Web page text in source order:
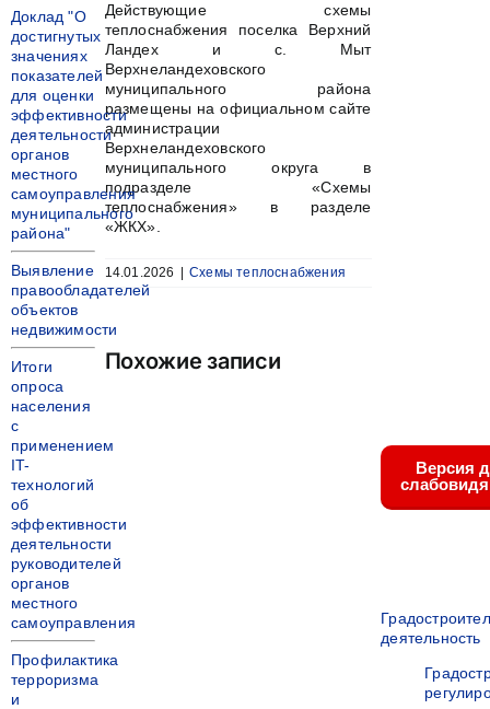
Действующие схемы
теплоснабжения поселка Верхний
Ландех и с. Мыт
Верхнеландеховского
муниципального района
размещены на официальном сайте
администрации
Верхнеландеховского
муниципального округа в
подразделе «Схемы
теплоснабжения» в разделе
«ЖКХ».
14.01.2026 Схемы теплоснабжения
Похожие записи
Доклад "О
достигнутых
значениях
показателей
для оценки
эффективности
деятельности
органов
местного
самоуправления
муниципального
района"
Выявление
правообладателей
объектов
недвижимости
Итоги
опроса
населения
с
применением
IT-
технологий
об
эффективности
деятельности
руководителей
органов
местного
самоуправления
Профилактика
терроризма
и
Версия
деятельность